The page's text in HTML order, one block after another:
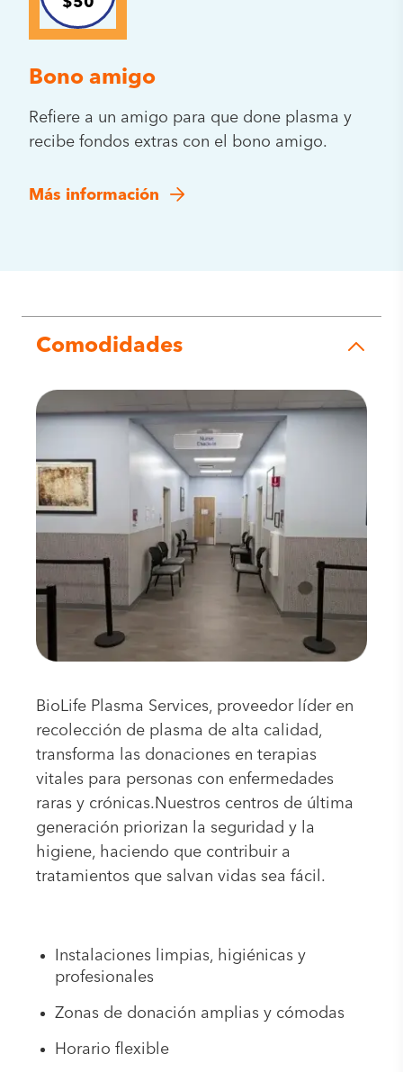
Bono amigo
Refiere a un amigo para que done plasma y
recibe fondos extras con el bono amigo.
Más información
Comodidades
BioLife Plasma Services, proveedor líder en
recolección de plasma de alta calidad,
transforma las donaciones en terapias
vitales para personas con enfermedades
raras y crónicas.Nuestros centros de última
generación priorizan la seguridad y la
higiene, haciendo que contribuir a
tratamientos que salvan vidas sea fácil.
Instalaciones limpias, higiénicas y
profesionales
Zonas de donación amplias y cómodas
Horario flexible